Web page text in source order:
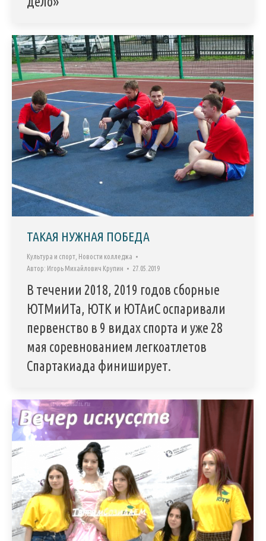
ТАКАЯ НУЖНАЯ ПОБЕДА
Культура и спорт Новости колледжа
Автор: Игорь Михайлович Крупин 27.05.2019
В течении 2018, 2019 годов сборные
ЮТМиИТа, ЮТК и ЮТАиС оспаривали
первенство в 9 видах спорта и уже 28
мая соревнованием легкоатлетов
Спартакиада финиширует.